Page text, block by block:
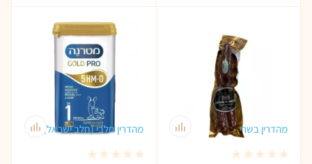
מהדרין חלבי (חלב ישראל) מהדרין בשרי